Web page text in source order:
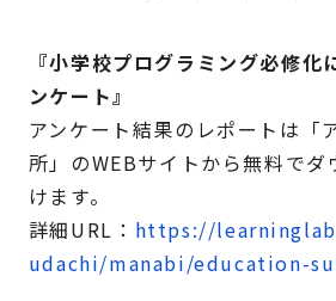
『小学校プログラミング必修化
ンケート』
アンケート結果のレポートは「
所」のWEBサイトから無料でダ
けます。
詳細URL： https://
udachi/manabi/education-